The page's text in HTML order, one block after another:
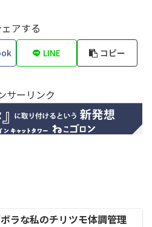
ェアする
LINE コピー
サーリンク
ラな私のチリツモ体調管理